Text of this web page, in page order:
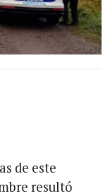
de este
resultó